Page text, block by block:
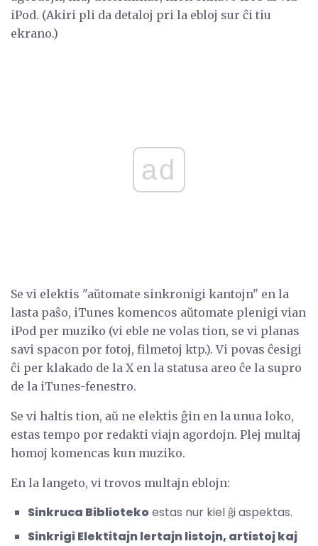
iPod. (Akiri pli da detaloj pri la ebloj sur ĉi tiu
ekrano.)
ad
Se vi elektis "aŭtomate sinkronigi kantojn" en la
lasta paŝo, iTunes komencos aŭtomate plenigi vian
iPod per muziko (vi eble ne volas tion, se vi planas
savi spacon por fotoj, filmetoj ktp.). Vi povas ĉesigi
ĉi per klakado de la X en la statusa areo ĉe la supro
de la iTunes-fenestro.
Se vi haltis tion, aŭ ne elektis ĝin en la unua loko,
estas tempo por redakti viajn agordojn. Plej multaj
homoj komencas kun muziko.
En la langeto, vi trovos multajn eblojn:
Sinkruca Bibliotekoestas nur kiel ĝi aspektas.
Sinkrigi Elektitajn lertajn listojn, artistoj kaj